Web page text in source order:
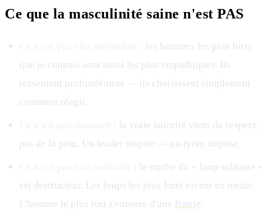
Ce que la masculinité saine n'est PAS
: les hommes les plus forts
que je connais sont aussi les plus empathiques. Ils
ressentent profondément — ils choisissent simplement
comment réagir.
: la vraie autorité vient du respect,
pas de la peur. Un leader inspire — un tyran impose.
: le mythe du « loup solitaire »
est destructeur. Les loups les plus forts vivent en meute.
L'homme le plus fort s'entoure d'une fratrie.